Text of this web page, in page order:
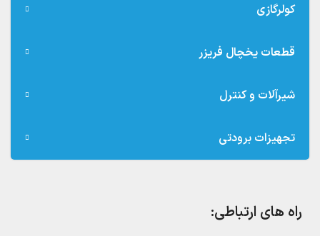
کولرگازی
قطعات یخچال فریزر
شیرآلات و کنترل
تجهیزات برودتی
راه های ارتباطی: